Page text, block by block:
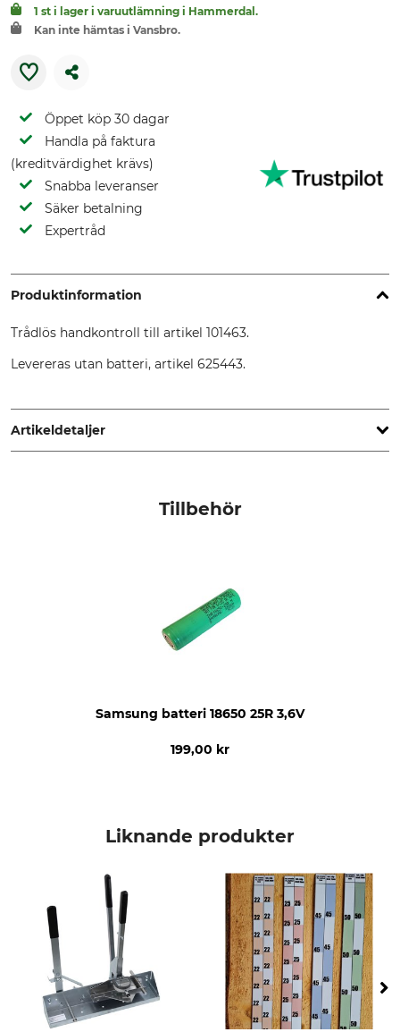
1 st i lager i varuutlämning i Hammerdal.
Kan inte hämtas i Vansbro.
Öppet köp 30 dagar
Handla på faktura
(kreditvärdighet krävs)
Snabba leveranser
Säker betalning
Expertråd
Produktinformation
Trådlös handkontroll till artikel 101463.
Levereras utan batteri, artikel 625443.
Artikeldetaljer
Norwood HD36
Tillbehör
Samsung batteri 18650 25R 3,6V
199,00 kr
Liknande produkter